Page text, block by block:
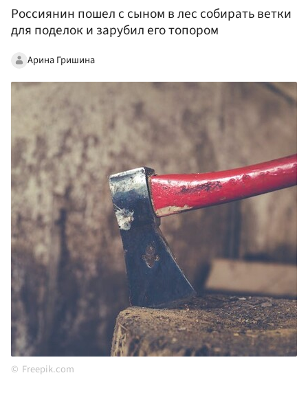
Россиянин пошел с сыном в лес собирать ветки
для поделок и зарубил его топором
Арина Гришина
Freepik.com